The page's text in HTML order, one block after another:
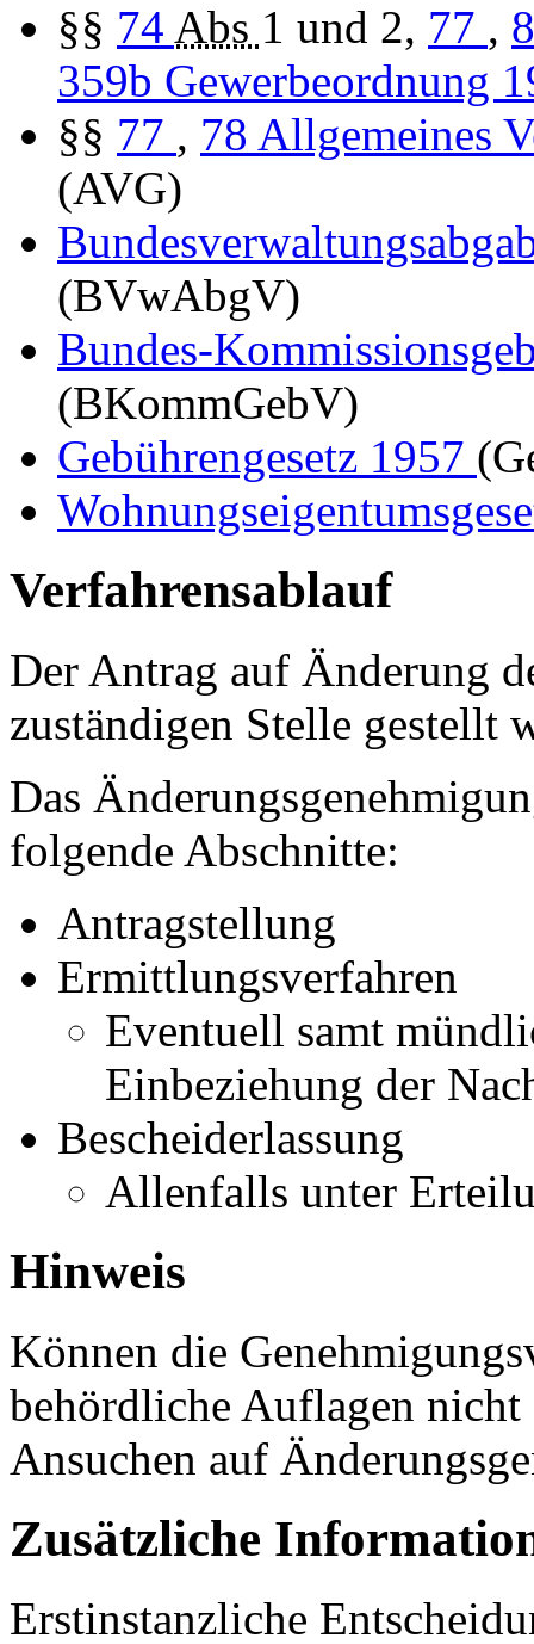
§§ 74 Abs 1 und 2, 77 ,
359b Gewerbeordnung
§§ 77 , 78 Allgemeines
(AVG)
(BVwAbgV)
Bundes-
(BKommGebV)
Gebührengesetz 1957
Verfahrensablauf
Der Antrag auf Änderung
zuständigen Stelle gestellt
Das
folgende Abschnitte:
Antragstellung
Ermittlungsverfahren
Eventuell samt
Einbeziehung der
Bescheiderlassung
Allenfalls unter
Hinweis
Können die
behördliche Auflagen
Ansuchen auf
Zusätzliche
Erstinstanzliche